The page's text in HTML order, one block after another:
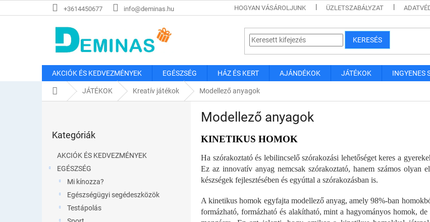
a
+3614450677 info@deminas.hu HOGYAN VÁSÁROLJUNK ÜZLETSZABÁLYZAT
KERESÉS
AKCIÓK ÉS KEDVEZMÉNYEK EGÉSZSÉG HÁZ ÉS KERT AJÁNDÉKOK JÁTÉKOK INGYENES
KezdőlapJÁTÉKOK Kreatív játékok Modellező anyagok
átugrása
Kategóriák
AKCIÓK ÉS KEDVEZMÉNYEK
EGÉSZSÉG
Mi kínozza?
Egészségügyi segédeszközök
Testápolás
Modellező anyagok
KINETIKUS HOMOK
Ha szórakoztató és lebilincselő szórakozási lehetőséget keres a
Ez az innovatív anyag nemcsak szórakoztató, hanem számos olyan
készségek fejlesztésében és egyúttal a szórakozásban is.
A kinetikus homok egyfajta modellező anyag, amely 98%-ban
formázható, formázható és alakítható, mint a hagyományos homok,